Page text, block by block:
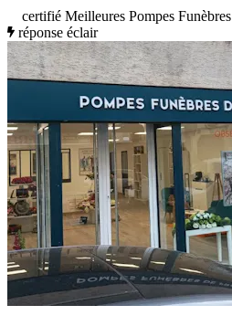
certifié Meilleures Pompes Funèbres
réponse éclair